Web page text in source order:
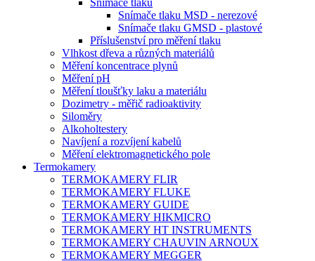
Snímače tlaku MSD - nerezové
Snímače tlaku GMSD - plastové
Příslušenství pro měření tlaku
Vlhkost dřeva a různých materiálů
Měření koncentrace plynů
Měření pH
Měření tloušťky laku a materiálu
Dozimetry - měřič radioaktivity
Siloměry
Alkoholtestery
Navíjení a rozvíjení kabelů
Měření elektromagnetického pole
Termokamery
TERMOKAMERY FLIR
TERMOKAMERY FLUKE
TERMOKAMERY GUIDE
TERMOKAMERY HIKMICRO
TERMOKAMERY HT INSTRUMENTS
TERMOKAMERY CHAUVIN ARNOUX
TERMOKAMERY MEGGER